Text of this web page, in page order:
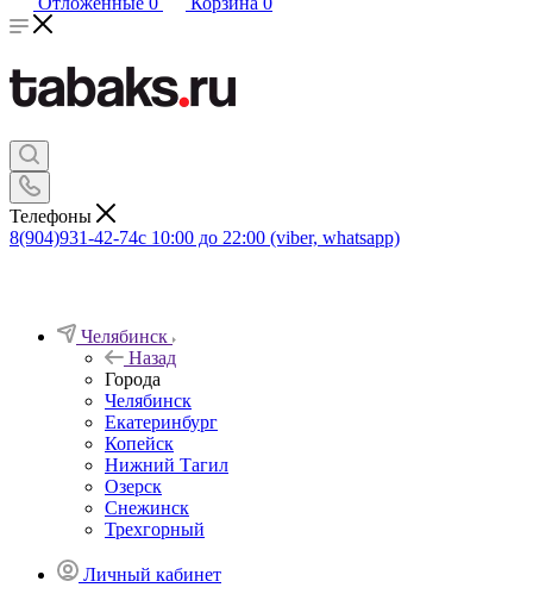
Телефоны
8(904)931-42-74с 10:00 до 22:00 (viber, whatsapp)
Челябинск
Назад
Города
Челябинск
Екатеринбург
Копейск
Нижний Тагил
Озерск
Снежинск
Трехгорный
Личный кабинет